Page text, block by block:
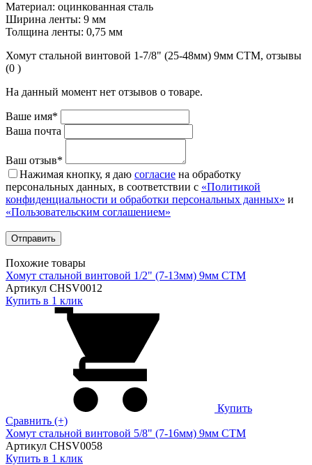
Материал: оцинкованная сталь
Ширина ленты: 9 мм
Толщина ленты: 0,75 мм
Хомут стальной винтовой 1-7/8" (25-48мм) 9мм CTM, отзывы
(0 )
На данный момент нет отзывов о товаре.
Ваше имя*
Ваша почта
Ваш отзыв*
Нажимая кнопку, я даю согласие на обработку
персональных данных, в соответствии с «Политикой
конфиденциальности и обработки персональных данных» и
«Пользовательским соглашением»
Похожие товары
Хомут стальной винтовой 1/2" (7-13мм) 9мм CTM
Артикул CHSV0012
Купить в 1 клик
Купить
Сравнить (+)
Хомут стальной винтовой 5/8" (7-16мм) 9мм CTM
Артикул CHSV0058
Купить в 1 клик